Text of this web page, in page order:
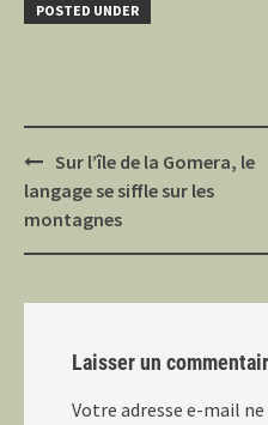
POSTED UNDER
Post
navigation
Sur l’île de la Gomera, le
langage se siffle sur les
montagnes
Laisser un
Votre adresse e-mail